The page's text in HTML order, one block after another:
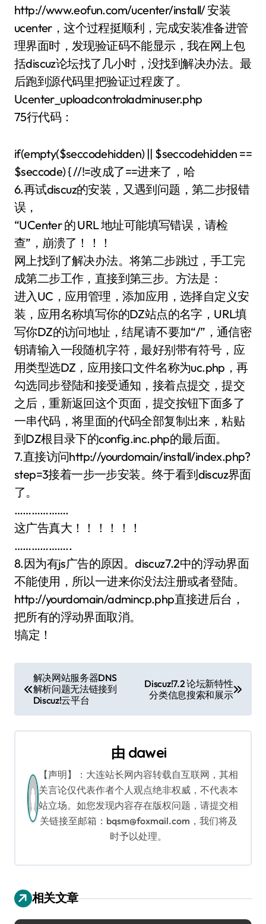
http://www.eofun.com/ucenter/install/ 安装
ucenter，这个过程挺顺利，完成安装准备进管
理界面时，发现验证码不能显示，我在网上包
括discuz论坛找了几小时，没找到解决办法。最
后跑到源代码里把验证过程废了。
Ucenter_uploadcontroladminuser.php
75行代码：
if(empty($seccodehidden) || $seccodehidden ==
$seccode) { //!=改成了==进来了，哈
6.再试discuz的安装，又遇到问题，第二步报错
误，
“UCenter 的 URL 地址可能填写错误，请检
查”，崩溃了！！！
网上找到了解决办法。将第二步跳过，手工完
成第二步工作，直接到第三步。方法是：
进入UC，应用管理，添加应用，选择自定义安
装，应用名称填写你的DZ站点的名字，URL填
写你DZ的访问地址，结尾请不要加“/”，通信密
钥请输入一段随机字符，最好别带有符号，应
用类型选DZ，应用接口文件名称为uc.php，再
勾选同步登陆和接受通知，接着点提交，提交
之后，重新返回这个页面，提交按钮下面多了
一串代码，将里面的代码全部复制出来，粘贴
到DZ根目录下的config.inc.php的最后面。
7.直接访问http://yourdomain/install/index.php?
step=3接着一步一步安装。终于看到discuz界面
了。
……………….
这广告真大！！！！！！
………………..
8.因为有js广告的原因。discuz7.2中的浮动界面
不能使用，所以一进来你没法注册或者登陆。
http://yourdomain/admincp.php直接进后台，
把所有的浮动界面取消。
!搞定！
章
导
解决网站服务器DNS
解析问题无法链接到
Discuz!云平台
Discuz!7.2 论坛新特性
分类信息搜索和展示
由 dawei
【声明】：大连站长网内容转载自互联网，其相
关言论仅代表作者个人观点绝非权威，不代表本
站立场。如您发现内容存在版权问题，请提交相
关链接至邮箱：bqsm@foxmail.com，我们将及
时予以处理。
相关文章